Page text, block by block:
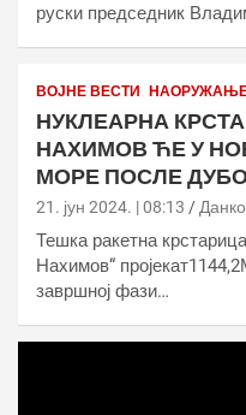
руски председник
ВОЈНЕ ВЕСТИ
НУКЛЕАРНА
НАХИМОВ ЋЕ У
МОРЕ ПОСЛЕ
21. јун 2024. | 08:13
Тешка ракетна
Нахимов“
завршној фази…